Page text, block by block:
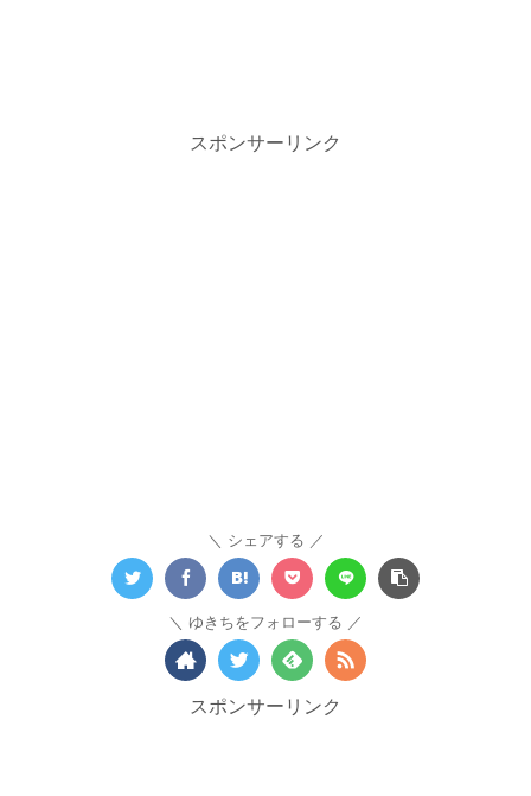
スポンサーリンク
シェアする
ゆきちをフォローする
スポンサーリンク